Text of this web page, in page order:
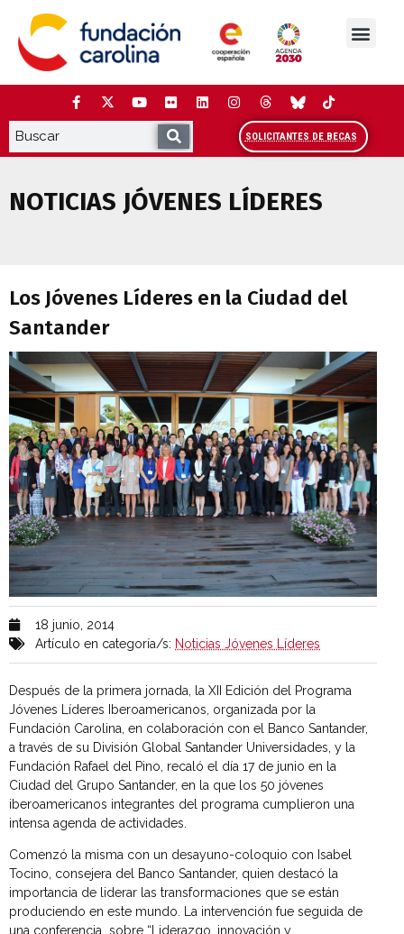
contenido
SOLICITANTES DE BECAS
NOTICIAS JÓVENES LÍDERES
Los Jóvenes Líderes en la Ciudad del
Santander
18 junio, 2014
Artículo en categoría/s: Noticias Jóvenes Líderes
Después de la primera jornada, la XII Edición del Programa
Jóvenes Líderes Iberoamericanos, organizada por la
Fundación Carolina, en colaboración con el Banco Santander,
a través de su División Global Santander Universidades, y la
Fundación Rafael del Pino, recaló el día 17 de junio en la
Ciudad del Grupo Santander, en la que los 50 jóvenes
iberoamericanos integrantes del programa cumplieron una
intensa agenda de actividades.
Comenzó la misma con un desayuno-coloquio con Isabel
Tocino, consejera del Banco Santander, quien destacó la
importancia de liderar las transformaciones que se están
produciendo en este mundo. La intervención fue seguida de
una conferencia sobre “Liderazgo, innovación y